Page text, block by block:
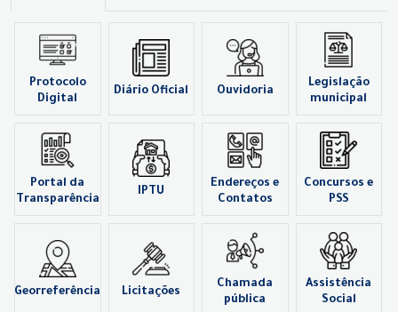
Protocolo
Digital
Diário Oficial Ouvidoria
Legislação
municipal
Portal da
Transparência
IPTU
Endereços e
Contatos
Concursos e
PSS
Georreferência Licitações
Chamada
pública
Assistência
Social